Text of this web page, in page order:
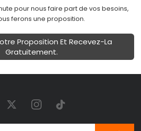
pour nous faire part de vos besoins,
ferons une proposition.
Proposition Et Recevez-La
Gratuitement.